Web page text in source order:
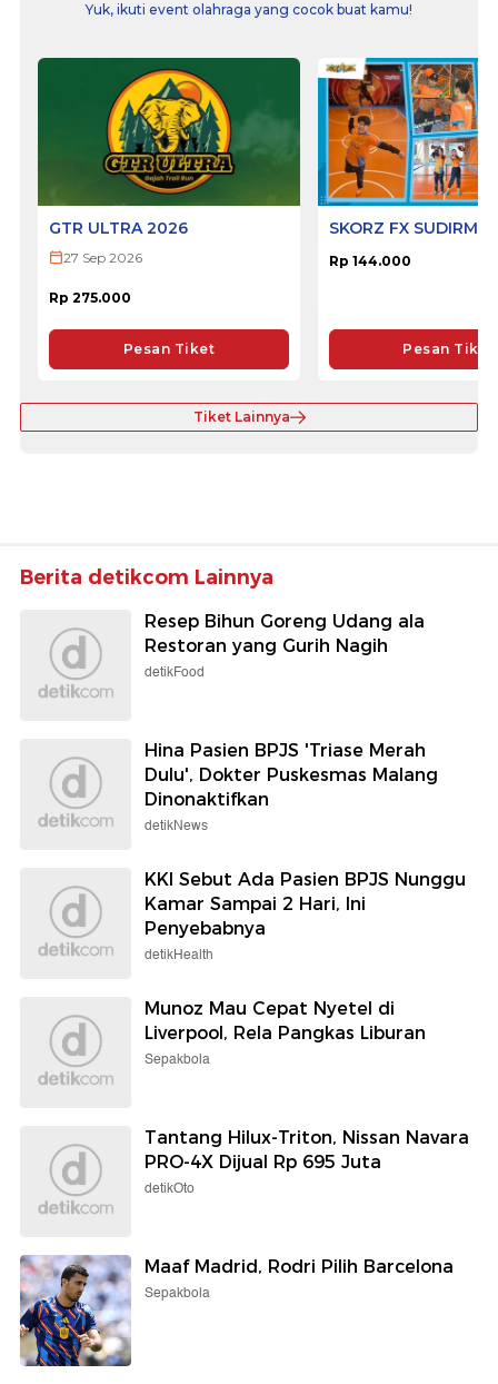
Yuk, ikuti event olahraga yang cocok buat kamu!
GTR ULTRA 2026
27 Sep 2026
Rp 275.000
Pesan Tiket
SKORZ FX
Rp 144.000
Pesan Tiket
Tiket Lainnya
Berita detikcom Lainnya
Resep Bihun Goreng Udang ala
Restoran yang Gurih Nagih
detikFood
Hina Pasien BPJS 'Triase Merah
Dulu', Dokter Puskesmas Malang
Dinonaktifkan
detikNews
KKI Sebut Ada Pasien BPJS Nunggu
Kamar Sampai 2 Hari, Ini
Penyebabnya
detikHealth
Munoz Mau Cepat Nyetel di
Liverpool, Rela Pangkas Liburan
Sepakbola
Tantang Hilux-Triton, Nissan Navara
PRO-4X Dijual Rp 695 Juta
detikOto
Maaf Madrid, Rodri Pilih Barcelona
Sepakbola